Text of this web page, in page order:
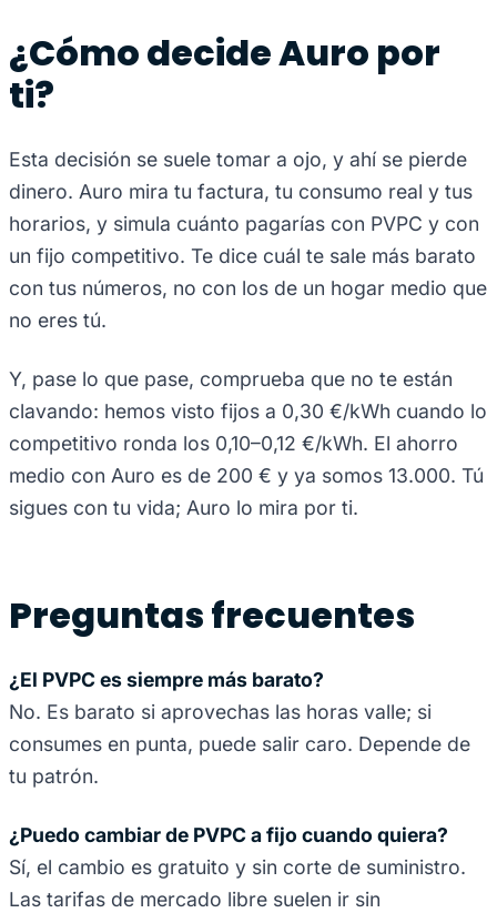
¿Cómo decide Auro por
ti?
Esta decisión se suele tomar a ojo, y ahí se pierde
dinero. Auro mira tu factura, tu consumo real y tus
horarios, y simula cuánto pagarías con PVPC y con
un fijo competitivo. Te dice cuál te sale más barato
con tus números, no con los de un hogar medio que
no eres tú.
Y, pase lo que pase, comprueba que no te están
clavando: hemos visto fijos a 0,30 €/kWh cuando lo
competitivo ronda los 0,10–0,12 €/kWh. El ahorro
medio con Auro es de 200 € y ya somos 13.000. Tú
sigues con tu vida; Auro lo mira por ti.
Preguntas frecuentes
¿El PVPC es siempre más barato?
No. Es barato si aprovechas las horas valle; si
consumes en punta, puede salir caro. Depende de
tu patrón.
¿Puedo cambiar de PVPC a fijo cuando quiera?
Sí, el cambio es gratuito y sin corte de suministro.
Las tarifas de mercado libre suelen ir sin